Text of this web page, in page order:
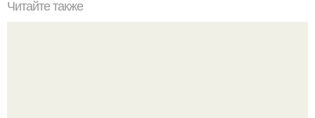
Читайте также